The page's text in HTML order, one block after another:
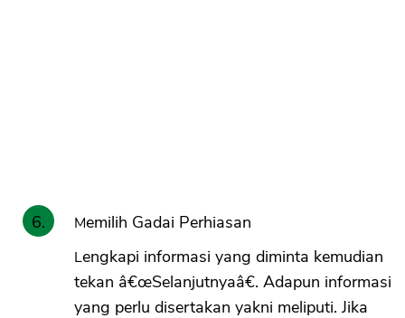
Memilih Gadai Perhiasan
Lengkapi informasi yang diminta kemudian
tekan â€œSelanjutnyaâ€. Adapun informasi
yang perlu disertakan yakni meliputi. Jika